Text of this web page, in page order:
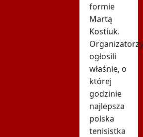
formie
Martą
Kostiuk.
Organizatorzy
ogłosili
właśnie, o
której
godzinie
najlepsza
polska
tenisistka